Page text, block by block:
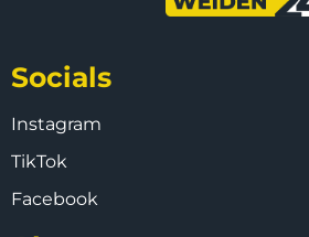
Socials
Instagram
TikTok
Facebook